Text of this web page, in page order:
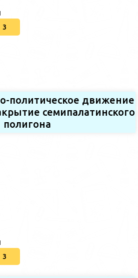
3
политическое движение
семипалатинского
полигона
3